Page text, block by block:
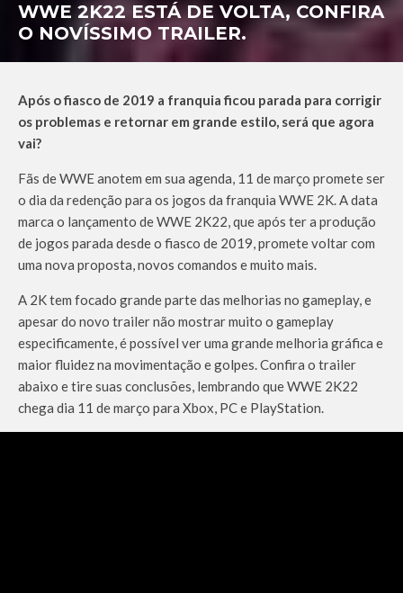
WWE 2K22 ESTÁ DE VOLTA, CONFIRA
O NOVÍSSIMO TRAILER.
Após o fiasco de 2019 a franquia ficou parada para corrigir
os problemas e retornar em grande estilo, será que agora
vai?
Fãs de WWE anotem em sua agenda, 11 de março promete ser
o dia da redenção para os jogos da franquia WWE 2K. A data
marca o lançamento de WWE 2K22, que após ter a produção
de jogos parada desde o fiasco de 2019, promete voltar com
uma nova proposta, novos comandos e muito mais.
A 2K tem focado grande parte das melhorias no gameplay, e
apesar do novo trailer não mostrar muito o gameplay
especificamente, é possível ver uma grande melhoria gráfica e
maior fluidez na movimentação e golpes. Confira o trailer
abaixo e tire suas conclusões, lembrando que WWE 2K22
chega dia 11 de março para Xbox, PC e PlayStation.